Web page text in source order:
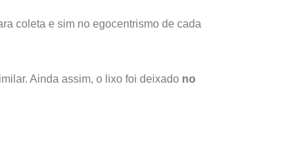
coleta e sim no egocentrismo de cada
Ainda assim, o lixo foi deixado no